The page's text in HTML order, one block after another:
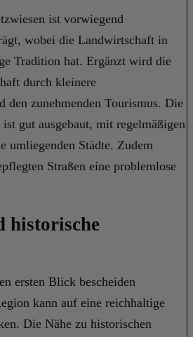
ist vorwiegend
wobei die Landwirtschaft in
Tradition hat. Ergänzt wird die
durch kleinere
den zunehmenden Tourismus. Die
gut ausgebaut, mit regelmäßigen
umliegenden Städte. Zudem
Straßen eine problemlose
historische
ersten Blick bescheiden
kann auf eine reichhaltige
Die Nähe zu historischen